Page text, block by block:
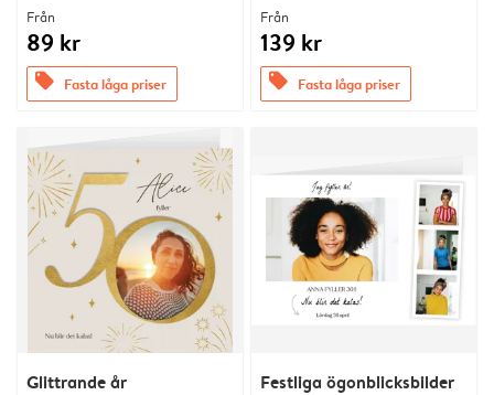
Från
89 kr
offers Fasta låga priser
Från
139 kr
offers Fasta låga priser
Glittrande år Festliga ögonblicksbilder